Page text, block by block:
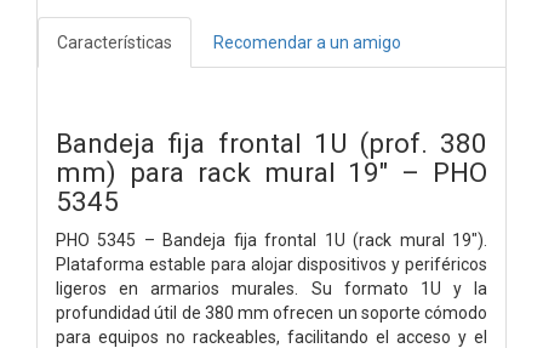
Características Recomendar a un amigo
Bandeja fija frontal 1U (prof. 380
mm) para rack mural 19″ – PHO
5345
PHO 5345 – Bandeja fija frontal 1U (rack mural 19″).
Plataforma estable para alojar dispositivos y periféricos
ligeros en armarios murales. Su formato 1U y la
profundidad útil de 380 mm ofrecen un soporte cómodo
para equipos no rackeables, facilitando el acceso y el